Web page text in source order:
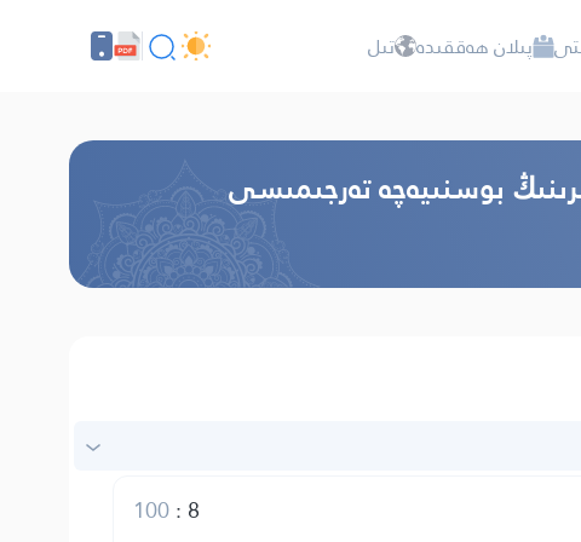
پىلان ھەققىدە تىل
بوسنىيەچە تەرجىمىسى
8
:
100